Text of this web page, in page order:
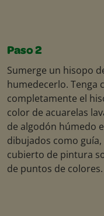
Paso 2
Sumerge un hisopo
humedecerlo. Tenga
completamente el
color de acuarelas
de algodón húmedo
dibujados como
cubierto de pintura
de puntos de colores.